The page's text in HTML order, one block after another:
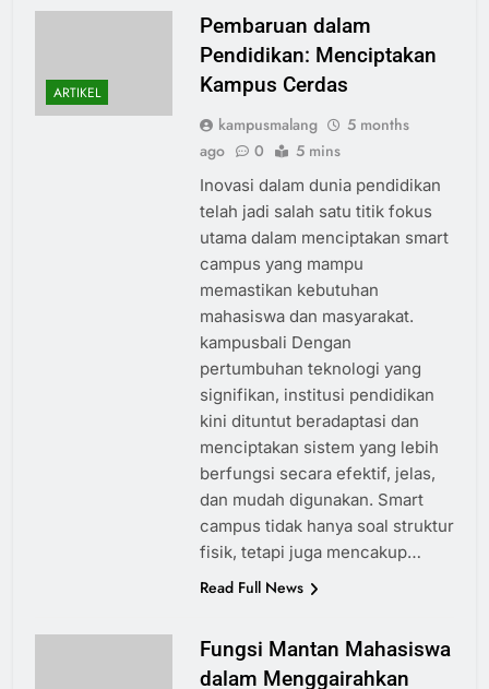
ARTIKEL
Pembaruan dalam
Pendidikan: Menciptakan
Kampus Cerdas
kampusmalang
5 months
ago
0 5 mins
Inovasi dalam dunia pendidikan
telah jadi salah satu titik fokus
utama dalam menciptakan smart
campus yang mampu
memastikan kebutuhan
mahasiswa dan masyarakat.
kampusbali Dengan
pertumbuhan teknologi yang
signifikan, institusi pendidikan
kini dituntut beradaptasi dan
menciptakan sistem yang lebih
berfungsi secara efektif, jelas,
dan mudah digunakan. Smart
campus tidak hanya soal struktur
fisik, tetapi juga mencakup…
Read Full News
Fungsi Mantan Mahasiswa
dalam Menggairahkan